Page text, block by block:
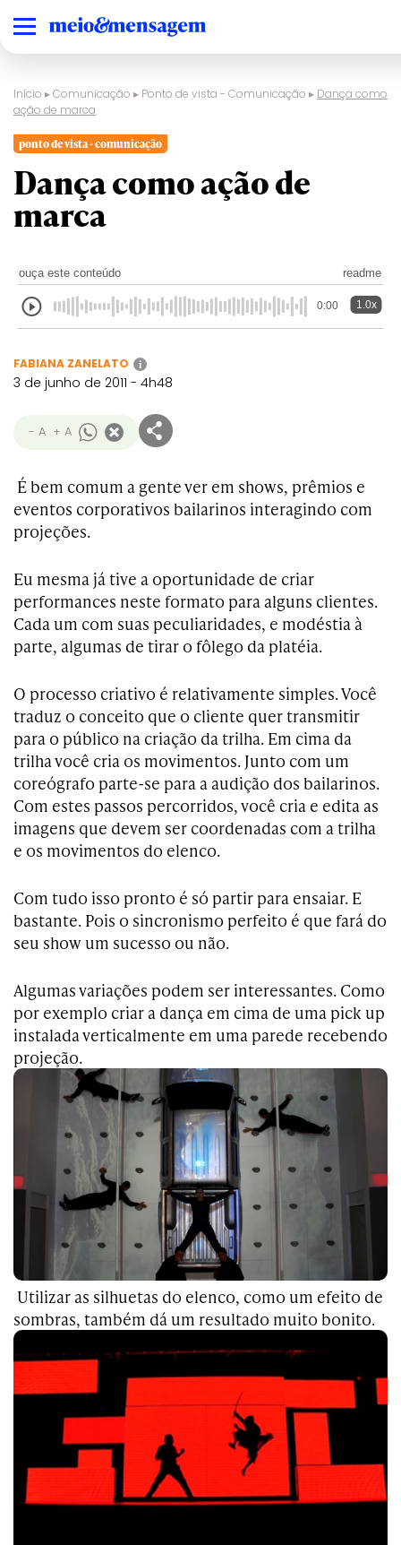
Início ▸Comunicação ▸ Ponto de vista - Comunicação ▸ Dança como
ação de marca
ponto de vista - comunicação
Dança como ação de
marca
ouça este conteúdo readme
0:00 1.0x
FABIANA ZANELATO i
3 de junho de 2011 - 4h48
- A + A
É bem comum a gente ver em shows, prêmios e
eventos corporativos bailarinos interagindo com
projeções.
Eu mesma já tive a oportunidade de criar
performances neste formato para alguns clientes.
Cada um com suas peculiaridades, e modéstia à
parte, algumas de tirar o fôlego da platéia.
O processo criativo é relativamente simples. Você
traduz o conceito que o cliente quer transmitir
para o público na criação da trilha. Em cima da
trilha você cria os movimentos. Junto com um
coreógrafo parte-se para a audição dos bailarinos.
Com estes passos percorridos, você cria e edita as
imagens que devem ser coordenadas com a trilha
e os movimentos do elenco.
Com tudo isso pronto é só partir para ensaiar. E
bastante. Pois o sincronismo perfeito é que fará do
seu show um sucesso ou não.
Algumas variações podem ser interessantes. Como
por exemplo criar a dança em cima de uma pick up
instalada verticalmente em uma parede recebendo
projeção.
Utilizar as silhuetas do elenco, como um efeito de
sombras, também dá um resultado muito bonito.